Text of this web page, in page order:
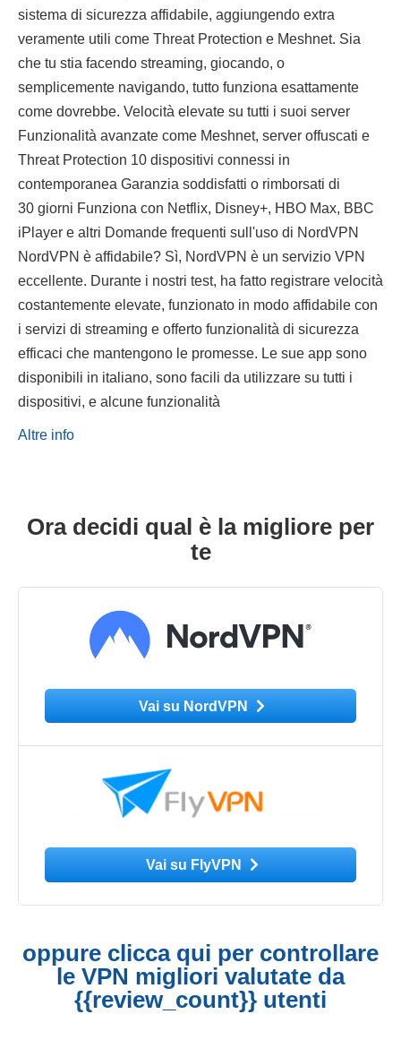
sistema di sicurezza affidabile, aggiungendo extra
veramente utili come Threat Protection e Meshnet. Sia
che tu stia facendo streaming, giocando, o
semplicemente navigando, tutto funziona esattamente
come dovrebbe. Velocità elevate su tutti i suoi server
Funzionalità avanzate come Meshnet, server offuscati e
Threat Protection 10 dispositivi connessi in
contemporanea Garanzia soddisfatti o rimborsati di
30 giorni Funziona con Netflix, Disney+, HBO Max, BBC
iPlayer e altri Domande frequenti sull'uso di NordVPN
NordVPN è affidabile? Sì, NordVPN è un servizio VPN
eccellente. Durante i nostri test, ha fatto registrare velocità
costantemente elevate, funzionato in modo affidabile con
i servizi di streaming e offerto funzionalità di sicurezza
efficaci che mantengono le promesse. Le sue app sono
disponibili in italiano, sono facili da utilizzare su tutti i
dispositivi, e alcune funzionalità
Altre info
Ora decidi qual è la migliore per
te
Vai su NordVPN
Vai su FlyVPN
oppure clicca qui per controllare
le VPN migliori valutate da
{{review_count}} utenti